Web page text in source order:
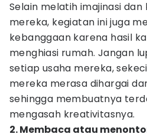
Selain melatih imajinasi
mereka, kegiatan ini juga
kebanggaan karena hasil
menghiasi rumah. Jangan
setiap usaha mereka,
mereka merasa dihargai
sehingga membuatnya
mengasah kreativitasnya.
2. Membaca atau